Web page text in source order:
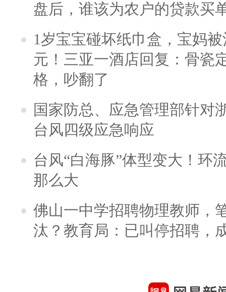
盘后，谁该为农户的贷款买
1岁宝宝碰坏纸巾盒，宝妈
元！三亚一酒店回复：骨瓷
格，吵翻了
国家防总、应急管理部针对
台风四级应急响应
台风“白海豚”体型变大！环
那么大
佛山一中学招聘物理教师，
汰？教育局：已叫停招聘，